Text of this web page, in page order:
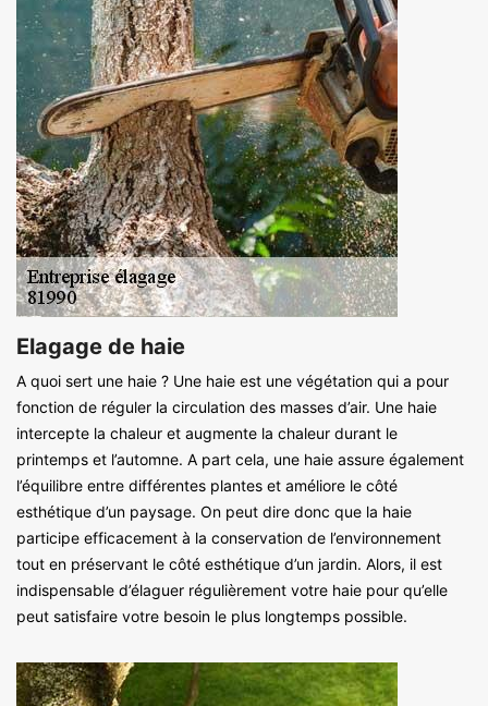
Elagage de haie
A quoi sert une haie ? Une haie est une végétation qui a pour
fonction de réguler la circulation des masses d’air. Une haie
intercepte la chaleur et augmente la chaleur durant le
printemps et l’automne. A part cela, une haie assure également
l’équilibre entre différentes plantes et améliore le côté
esthétique d’un paysage. On peut dire donc que la haie
participe efficacement à la conservation de l’environnement
tout en préservant le côté esthétique d’un jardin. Alors, il est
indispensable d’élaguer régulièrement votre haie pour qu’elle
peut satisfaire votre besoin le plus longtemps possible.